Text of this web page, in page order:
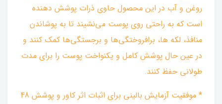
روغن و آب در این محصول حاوی ذرات پوشش دهنده
است که به راحتی روی پوست می‌نشیند تا به پوشاندن
منافذ، لکه ها، برافروختگی‌ها و برجستگی‌ها کمک کنند و
در عین حال پوشش کامل و یکنواخت پوست را برای مدت
طولانی حفظ کنند.
* موفقیت آزمایش بالینی برای اثبات اثر کاور و پوشش 48